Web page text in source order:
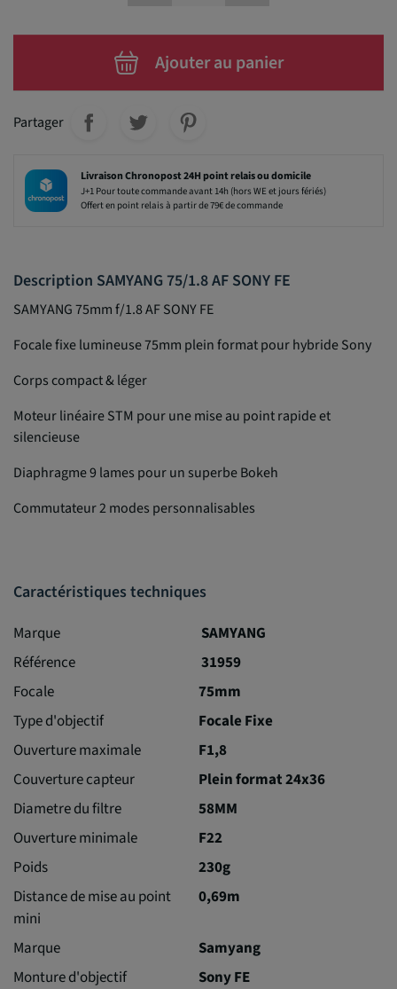
Ajouter au panier
Partager
Livraison Chronopost 24H point relais ou domicile
J+1 Pour toute commande avant 14h (hors WE et jours fériés)
Offert en point relais à partir de 79€ de commande
Description SAMYANG 75/1.8 AF SONY FE
SAMYANG 75mm f/1.8 AF SONY FE
Focale fixe lumineuse 75mm plein format pour hybride Sony
Corps compact & léger
Moteur linéaire STM pour une mise au point rapide et
silencieuse
Diaphragme 9 lames pour un superbe Bokeh
Commutateur 2 modes personnalisables
Caractéristiques techniques
Marque
SAMYANG
Référence
31959
Focale
75mm
Type d'objectif
Focale Fixe
Ouverture maximale
F1,8
Couverture capteur
Plein format 24x36
Diametre du filtre
58MM
Ouverture minimale
F22
Poids
230g
Distance de mise au point
mini
0,69m
Marque
Samyang
Monture d'objectif
Sony FE